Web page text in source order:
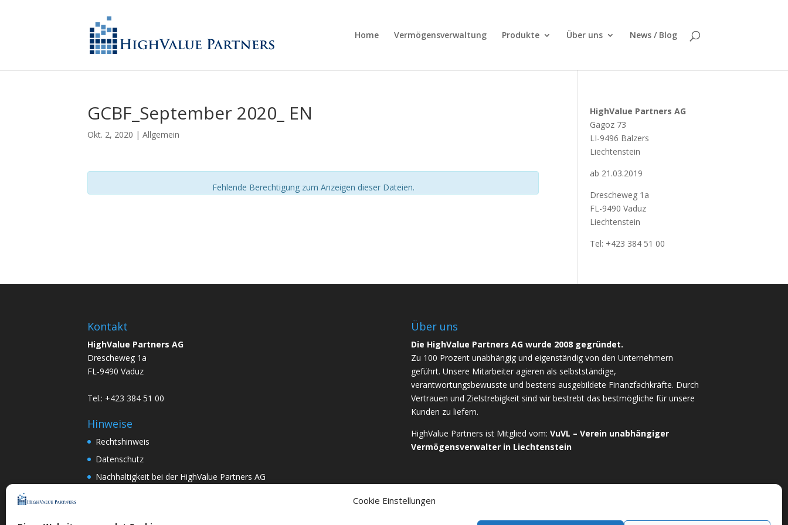
Cookie Einstellungen
Home Vermögensverwaltung Produkte Über uns News / Blog
GCBF_September 2020_ EN
Okt. 2, 2020 | Allgemein
Fehlende Berechtigung zum Anzeigen dieser Dateien.
HighValue Partners AG
Gagoz 73
LI-9496 Balzers
Liechtenstein
ab 21.03.2019
Drescheweg 1a
FL-9490 Vaduz
Liechtenstein
Tel: +423 384 51 00
Kontakt
HighValue Partners AG
Drescheweg 1a
FL-9490 Vaduz
Tel.: +423 384 51 00
Hinweise
Rechtshinweis
Datenschutz
Nachhaltigkeit bei der HighValue Partners AG
Über uns
Die HighValue Partners AG wurde 2008 gegründet.
Zu 100 Prozent unabhängig und eigenständig von den Unternehmern
geführt. Unsere Mitarbeiter agieren als selbstständige,
verantwortungsbewusste und bestens ausgebildete Finanzfachkräfte. Durch
Vertrauen und Zielstrebigkeit sind wir bestrebt das bestmögliche für unsere
Kunden zu liefern.
HighValue Partners ist Mitglied vom: VuVL – Verein unabhängiger
Vermögensverwalter in Liechtenstein